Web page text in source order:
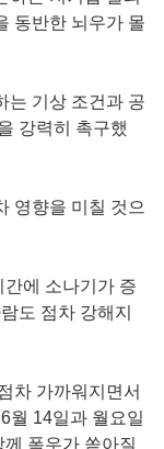
동반한 뇌우가 몰
는 기상 조건과 공
강력히 촉구했
영향을 미칠 것으
에 소나기가 증
도 점차 강해지
차 가까워지면서
월 14일과 월요일
폭우가 쏟아질